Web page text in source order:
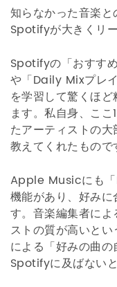
知らなかった音楽
Spotifyが大きくリ
Spotifyの「おすす
や「Daily Mixプレ
を学習して驚くほ
ます。私自身、こ
たアーティストの
教えてくれたもので
Apple Musicにも「
機能があり、好み
す。音楽編集者に
ストの質が高いと
による「好みの曲
Spotifyに及ばない